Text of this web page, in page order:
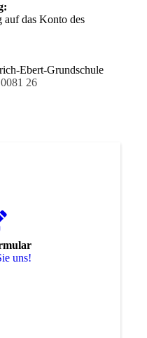
auf das Konto des
Ebert-Grundschule
26
uns!